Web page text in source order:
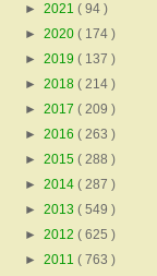
► 2021 ( 94 )
► 2020 ( 174 )
► 2019 ( 137 )
► 2018 ( 214 )
► 2017 ( 209 )
► 2016 ( 263 )
► 2015 ( 288 )
► 2014 ( 287 )
► 2013 ( 549 )
► 2012 ( 625 )
► 2011 ( 763 )